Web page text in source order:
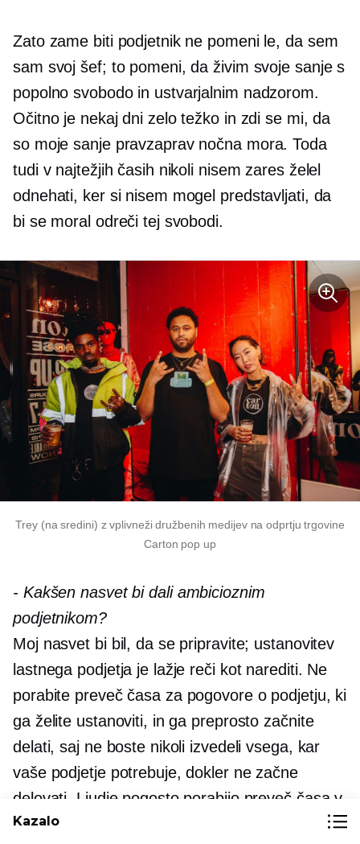
Zato zame biti podjetnik ne pomeni le, da sem
sam svoj šef; to pomeni, da živim svoje sanje s
popolno svobodo in ustvarjalnim nadzorom.
Očitno je nekaj dni zelo težko in zdi se mi, da
so moje sanje pravzaprav nočna mora. Toda
tudi v najtežjih časih nikoli nisem zares želel
odnehati, ker si nisem mogel predstavljati, da
bi se moral odreči tej svobodi.
Trey (na sredini) z vplivneži družbenih medijev na odprtju trgovine
Carton pop up
-Kakšen nasvet bi dali ambicioznim
podjetnikom?
Moj nasvet bi bil, da se pripravite; ustanovitev
lastnega podjetja je lažje reči kot narediti. Ne
porabite preveč časa za pogovore o podjetju, ki
ga želite ustanoviti, in ga preprosto začnite
delati, saj ne boste nikoli izvedeli vsega, kar
vaše podjetje potrebuje, dokler ne začne
delovati. Ljudje pogosto porabijo preveč časa v
fazi načrtovanja, ker se zdi koristno, če samo
Kazalo